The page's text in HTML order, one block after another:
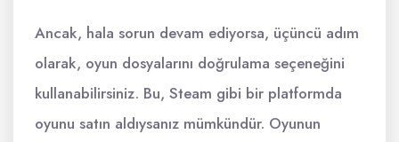
Ancak, hala sorun devam ediyorsa, üçüncü adım
olarak, oyun dosyalarını doğrulama seçeneğini
kullanabilirsiniz. Bu, Steam gibi bir platformda
oyunu satın aldıysanız mümkündür. Oyunun